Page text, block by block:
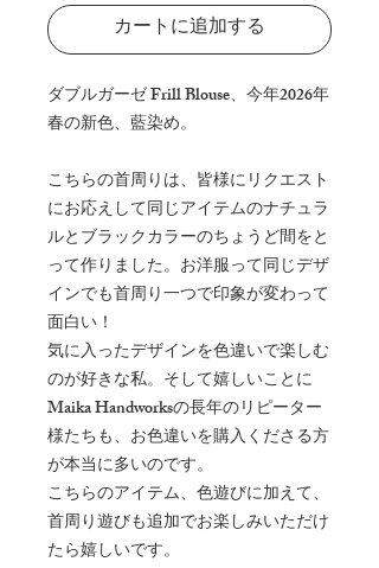
カートに追加する
ダブルガーゼFrill Blouse、今年2026年
春の新色、藍染め。
こちらの首周りは、皆様にリクエスト
にお応えして同じアイテムのナチュラ
ルとブラックカラーのちょうど間をと
って作りました。お洋服って同じデザ
インでも首周り一つで印象が変わって
面白い！
気に入ったデザインを色違いで楽しむ
のが好きな私。そして嬉しいことに
Maika Handworksの長年のリピーター
様たちも、お色違いを購入くださる方
が本当に多いのです。
こちらのアイテム、色遊びに加えて、
首周り遊びも追加でお楽しみいただけ
たら嬉しいです。